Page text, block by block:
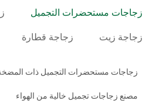
زجاجات مستحضرات التجميل
زجاجة زيت زجاجة قطارة
زجاجات مستحضرات التجميل ذات المضخة
مصنع زجاجات تجميل خالية من الهواء